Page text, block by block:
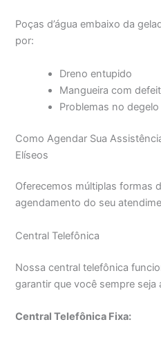
Poças d’água embaixo da
por:
Dreno entupido
Mangueira com
Problemas no degelo
Como Agendar Sua
Elíseos
Oferecemos múltiplas formas
agendamento do seu
Central Telefônica
Nossa central telefônica
garantir que você sempre seja
Central Telefônica Fixa: